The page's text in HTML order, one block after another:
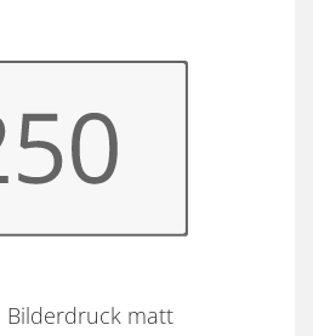
Bilderdruck matt